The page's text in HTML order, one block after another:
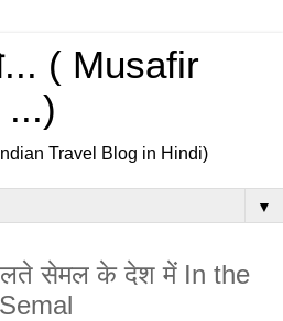
( Musafir
...)
Indian Travel Blog in Hindi)
▼
सेमल के देश में In the